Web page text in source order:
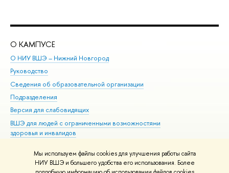
Мы используем файлы cookies для улучшения работы сайта
НИУ ВШЭ и большего удобства его использования. Более
О КАМПУСЕ
О НИУ ВШЭ – Нижний Новгород
Руководство
Сведения об образовательной организации
Подразделения
Версия для слабовидящих
ВШЭ для людей с ограниченными возможностями
здоровья и инвалидов